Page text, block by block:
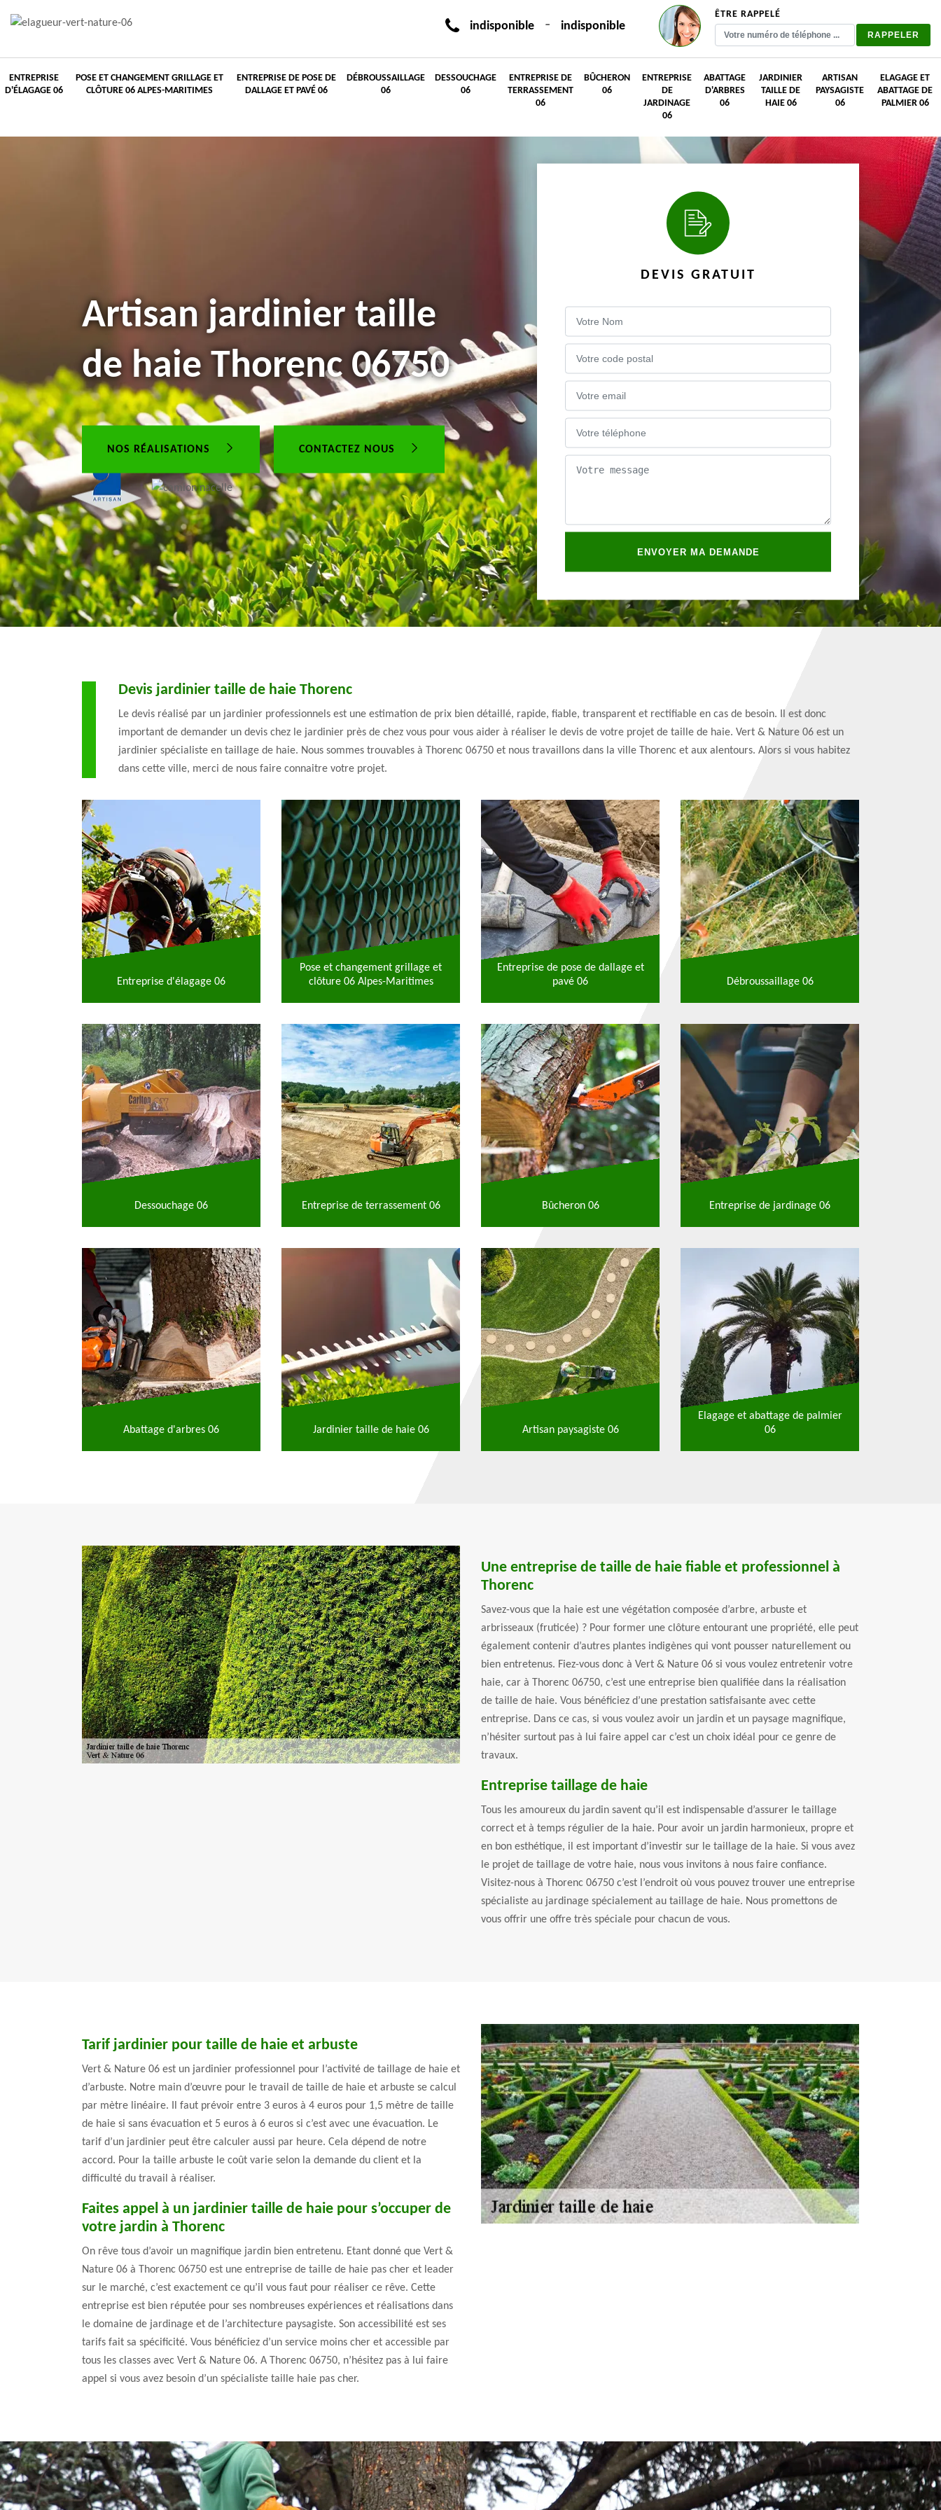
indisponible - indisponible
ÊTRE RAPPELÉ
ENTREPRISE
D'ÉLAGAGE 06
POSE ET CHANGEMENT GRILLAGE ET
CLÔTURE 06 ALPES-MARITIMES
ENTREPRISE DE POSE DE
DALLAGE ET PAVÉ 06
DÉBROUSSAILLAGE
06
DESSOUCHAGE
06
ENTREPRISE DE
TERRASSEMENT
06
BÛCHERON
06
ENTREPRISE
DE
JARDINAGE
06
ABATTAGE
D'ARBRES
06
JARDINIER
TAILLE DE
HAIE 06
ARTISAN
PAYSAGISTE
06
ELAGAGE ET
ABATTAGE DE
PALMIER 06
Artisan jardinier taille
de haie Thorenc 06750
NOS RÉALISATIONS CONTACTEZ NOUS
DEVIS GRATUIT
Devis jardinier taille de haie Thorenc
Le devis réalisé par un jardinier professionnels est une estimation de prix bien détaillé, rapide, fiable, transparent et rectifiable en cas de besoin. Il est donc
important de demander un devis chez le jardinier près de chez vous pour vous aider à réaliser le devis de votre projet de taille de haie. Vert & Nature 06 est un
jardinier spécialiste en taillage de haie. Nous sommes trouvables à Thorenc 06750 et nous travaillons dans la ville Thorenc et aux alentours. Alors si vous habitez
dans cette ville, merci de nous faire connaitre votre projet.
Entreprise d'élagage 06
Pose et changement grillage et
clôture 06 Alpes-Maritimes
Entreprise de pose de dallage et
pavé 06
Débroussaillage 06
Dessouchage 06 Entreprise de terrassement 06 Bûcheron 06 Entreprise de jardinage 06
Abattage d'arbres 06 Jardinier taille de haie 06 Artisan paysagiste 06
Elagage et abattage de palmier
06
Une entreprise de taille de haie fiable et professionnel à
Thorenc
Savez-vous que la haie est une végétation composée d’arbre, arbuste et
arbrisseaux (fruticée) ? Pour former une clôture entourant une propriété, elle peut
également contenir d’autres plantes indigènes qui vont pousser naturellement ou
bien entretenus. Fiez-vous donc à Vert & Nature 06 si vous voulez entretenir votre
haie, car à Thorenc 06750, c’est une entreprise bien qualifiée dans la réalisation
de taille de haie. Vous bénéficiez d’une prestation satisfaisante avec cette
entreprise. Dans ce cas, si vous voulez avoir un jardin et un paysage magnifique,
n’hésiter surtout pas à lui faire appel car c’est un choix idéal pour ce genre de
travaux.
Entreprise taillage de haie
Tous les amoureux du jardin savent qu’il est indispensable d’assurer le taillage
correct et à temps régulier de la haie. Pour avoir un jardin harmonieux, propre et
en bon esthétique, il est important d’investir sur le taillage de la haie. Si vous avez
le projet de taillage de votre haie, nous vous invitons à nous faire confiance.
Visitez-nous à Thorenc 06750 c’est l’endroit où vous pouvez trouver une entreprise
spécialiste au jardinage spécialement au taillage de haie. Nous promettons de
vous offrir une offre très spéciale pour chacun de vous.
Tarif jardinier pour taille de haie et arbuste
Vert & Nature 06 est un jardinier professionnel pour l’activité de taillage de haie et
d’arbuste. Notre main d’œuvre pour le travail de taille de haie et arbuste se calcul
par mètre linéaire. Il faut prévoir entre 3 euros à 4 euros pour 1,5 mètre de taille
de haie si sans évacuation et 5 euros à 6 euros si c’est avec une évacuation. Le
tarif d’un jardinier peut être calculer aussi par heure. Cela dépend de notre
accord. Pour la taille arbuste le coût varie selon la demande du client et la
difficulté du travail à réaliser.
Faites appel à un jardinier taille de haie pour s’occuper de
votre jardin à Thorenc
On rêve tous d’avoir un magnifique jardin bien entretenu. Etant donné que Vert &
Nature 06 à Thorenc 06750 est une entreprise de taille de haie pas cher et leader
sur le marché, c’est exactement ce qu’il vous faut pour réaliser ce rêve. Cette
entreprise est bien réputée pour ses nombreuses expériences et réalisations dans
le domaine de jardinage et de l’architecture paysagiste. Son accessibilité est ses
tarifs fait sa spécificité. Vous bénéficiez d’un service moins cher et accessible par
tous les classes avec Vert & Nature 06. A Thorenc 06750, n’hésitez pas à lui faire
appel si vous avez besoin d’un spécialiste taille haie pas cher.